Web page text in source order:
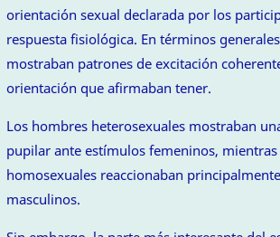
orientación sexual declarada por los
respuesta fisiológica. En términos
mostraban patrones de excitación
orientación que afirmaban tener.
Los hombres heterosexuales mostraban
pupilar ante estímulos femeninos,
homosexuales reaccionaban
masculinos.